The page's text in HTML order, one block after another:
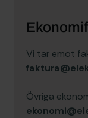
Vi tar emot
Övriga